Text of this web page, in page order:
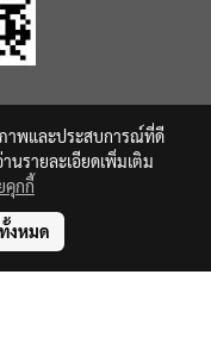
าพและประสบการณ์ที่ดี
นรายละเอียดเพิ่มเติม
คุกกี้
งหมด